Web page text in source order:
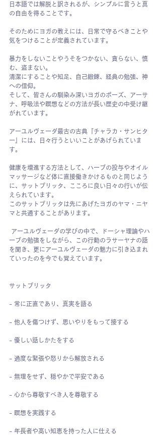
日本語では解脱と訳されるが、シンプルに言うと真
の自由を得ることです。
そのためにヨガの教えには、日常で守るべきことや
気をつけることが定義されています。
暴力をしないことやうそをつかない、貪らない、慎
む、盗まない。
清潔にすることや知足、自己鍛錬、経典の勉強、神
への信仰。
そして、皆さんの馴染み深いヨガのポーズ、アーサ
ナ、呼吸法や瞑想などの方法が長い歴史の中受け継
がれています。
アーユルヴェーダ最古の古典『チャラカ・サンヒタ
ー』には、日々行うといいことがあげられていま
す。
健康を増進する方法として、ハーブの投与やオイル
マッサージなど体に直接働きかけるものと同じよう
に、サットブリッタ、こころに良い日々の行いが伝
えられています。
このサットブリッタは先にあげたヨガのヤマ・ニヤ
マと共通することがあります。
ーブの勉強をしながら、この行動のラサーヤナの話
を聞き、更にアーユルヴェーダの魅力に引き込まれ
ていったのを今でも覚えています。
サットブリッタ
- 常に正直であり、真実を語る
- 他人を傷つけず、思いやりをもって接する
- 優しい話しかたをする
- 過度な緊張や怒りから解放される
- 無理をせず、穏やかで平安である
- 心から尊敬すべき人を尊敬する
- 瞑想を実践する
- 年長者や高い知恵を持った人に仕える